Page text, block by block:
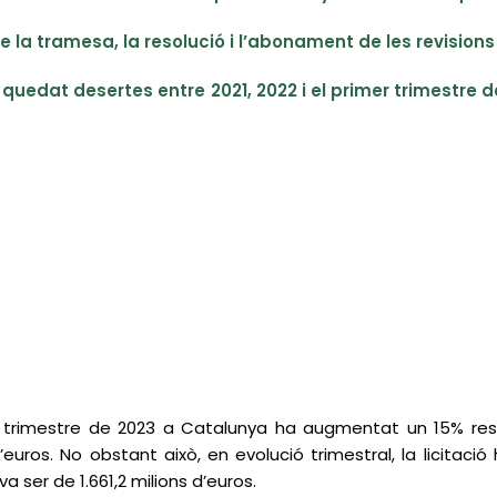
la tramesa, la resolució i l’abonament de les
desertes entre 2021, 2022 i el primer trimestre
de 2023 a Catalunya ha augmentat un 15%
No obstant això, en evolució trimestral, la
de 1.661,2 milions d’euros.